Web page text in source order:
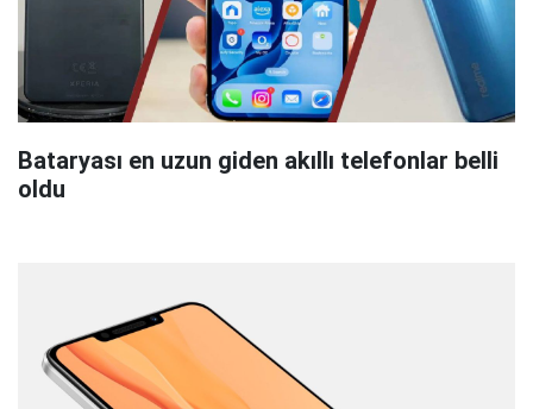
Bataryası en uzun giden akıllı telefonlar belli
oldu